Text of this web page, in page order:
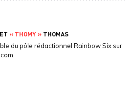
« THOMY » THOMAS
du pôle rédactionnel Rainbow Six sur